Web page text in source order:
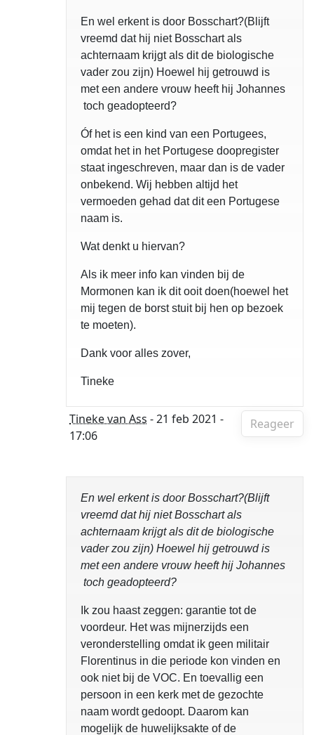
En wel erkent is door Bosschart?(Blijft
vreemd dat hij niet Bosschart als
achternaam krijgt als dit de biologische
vader zou zijn) Hoewel hij getrouwd is
met een andere vrouw heeft hij Johannes
toch geadopteerd?
Óf het is een kind van een Portugees,
omdat het in het Portugese doopregister
staat ingeschreven, maar dan is de vader
onbekend. Wij hebben altijd het
vermoeden gehad dat dit een Portugese
naam is.
Wat denkt u hiervan?
Als ik meer info kan vinden bij de
Mormonen kan ik dit ooit doen(hoewel het
mij tegen de borst stuit bij hen op bezoek
te moeten).
Dank voor alles zover,
Tineke
Reageer
Tineke van Ass - 21 feb 2021 -
17:06
En wel erkent is door Bosschart?(Blijft
vreemd dat hij niet Bosschart als
achternaam krijgt als dit de biologische
vader zou zijn) Hoewel hij getrouwd is
met een andere vrouw heeft hij Johannes
toch geadopteerd?
Ik zou haast zeggen: garantie tot de
voordeur. Het was mijnerzijds een
veronderstelling omdat ik geen militair
Florentinus in die periode kon vinden en
ook niet bij de VOC. En toevallig een
persoon in een kerk met de gezochte
naam wordt gedoopt. Daarom kan
mogelijk de huwelijksakte of de